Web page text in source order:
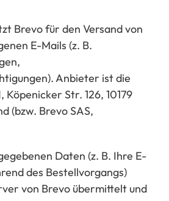
Brevo für den Versand von
E-Mails (z. B.
Anbieter ist die
Köpenicker Str. 126, 10179
(bzw. Brevo SAS,
Daten (z. B. Ihre E-
des Bestellvorgangs)
von Brevo übermittelt und